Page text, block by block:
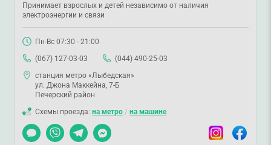
Принимает взрослых и детей независимо от наличия
электроэнергии и связи
Пн-Вс 07:30 - 21:00
(067) 127-03-03
(044) 490-25-03
станция метро «Лыбедская»
ул. Джона Маккейна, 7-Б
Печерский район
Схемы проезда: на метро / на машине
Чат
Viber TelegramMessenger InstagramFacebook